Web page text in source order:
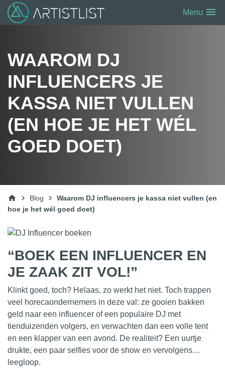
Menu menu
WAAROM DJ
INFLUENCERS JE
KASSA NIET VULLEN
(EN HOE JE HET WÉL
GOED DOET)
home chevron_right Blog chevron_right
Waarom DJ influencers je kassa niet vullen (en
hoe je het wél goed doet)
“BOEK EEN INFLUENCER EN
JE ZAAK ZIT VOL!”
Klinkt goed, toch? Helaas, zo werkt het niet. Toch trappen
veel horecaondernemers in deze val: ze gooien bakken
geld naar een influencer of een populaire DJ met
tienduizenden volgers, en verwachten dan een volle tent
en een klapper van een avond. De realiteit? Een uurtje
drukte, een paar selfies voor de show en vervolgens…
leegloop.